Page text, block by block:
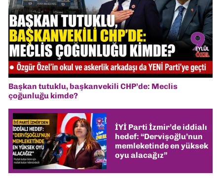
Başkan tutuklu, başkanvekili CHP’de: Meclis
çoğunluğu kimde?
İYİ Parti İzmir’de iddialı
hedef: “Dervişoğlu’nun
memleketinde en yüksek
oyu alacağız”